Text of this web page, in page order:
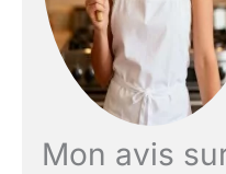
Mon avis